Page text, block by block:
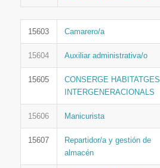
15603 Camarero/a
15604 Auxiliar administrativa/o
15605
CONSERGE HABITATGES
INTERGENERACIONALS
15606 Manicurista
15607
Repartidor/a y gestión de
almacén